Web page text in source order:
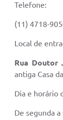
Telefone:
(11) 4718-
Local de
Rua Doutor
antiga Casa
Dia e horário
De segunda